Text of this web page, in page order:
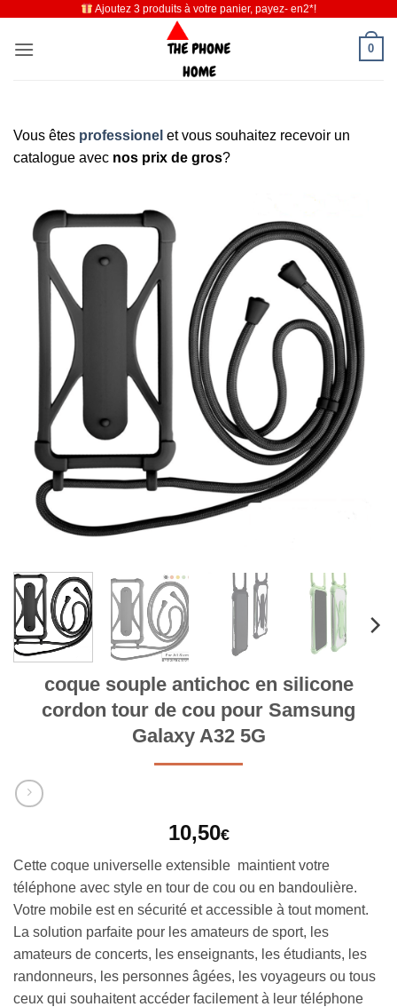
contenu
Ajoutez 3 produits à votre panier, payez- en2*!
0
Vous êtes professionel et vous souhaitez recevoir un
catalogue avec nos prix de gros?
coque souple antichoc en silicone
cordon tour de cou pour Samsung
Galaxy A32 5G
10,50€
Cette coque universelle extensible maintient votre
téléphone avec style en tour de cou ou en bandoulière.
Votre mobile est en sécurité et accessible à tout moment.
La solution parfaite pour les amateurs de sport, les
amateurs de concerts, les enseignants, les étudiants, les
randonneurs, les personnes âgées, les voyageurs ou tous
ceux qui souhaitent accéder facilement à leur téléphone